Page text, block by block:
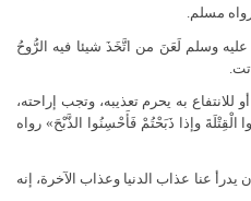
مسلم.
وسلم لَعَنَ من اتَّخَذَ شيئا فيه الرُّوحُ
به يحرم تعذيبه، وتجب إراحته،
وإذا ذَبَحْتُمْ فَأَحْسِنُوا الذَّبْحَ» رواه
عنا عذاب الدنيا وعذاب الآخرة، إنه